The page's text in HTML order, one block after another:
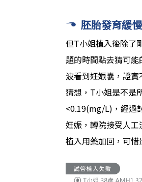
胚胎發育緩
但T小姐植入後除了
題的時間點去猜可
波看到妊娠囊，證
猜想，T小姐是不
<0.19(mg/L)，經過
妊娠，轉院接受人
植入用藥加回，可惜